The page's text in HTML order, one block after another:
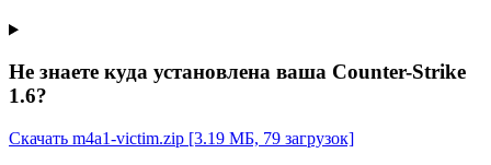
Не знаете куда установлена ваша Counter-Strike
1.6?
Скачать m4a1-victim.zip [3.19 МБ, 79 загрузок]